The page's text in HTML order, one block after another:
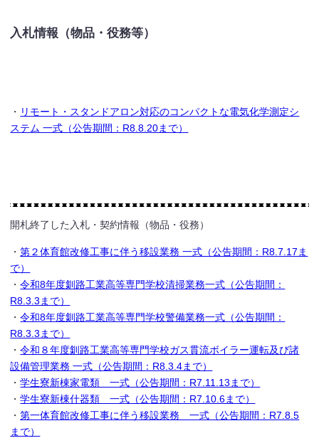
入札情報（物品・役務等）
・ リモート・スタンドアロン対応のコンパクトな電気化学測定シ
ステム 一式（公告期間：R8.8.20まで）
開札終了した入札・契約情報（物品・役務）
・第２体育館改修工事に伴う移設業務 一式（公告期間：R8.7.17ま
で）
・令和8年度釧路工業高等専門学校清掃業務一式（公告期間：
R8.3.3まで）
・令和8年度釧路工業高等専門学校警備業務一式（公告期間：
R8.3.3まで）
・令和８年度釧路工業高等専門学校ガス貫流ボイラー運転及び諸
設備管理業務 一式（公告期間：R8.3.4まで）
・学生寮新棟家電類 一式（公告期間：R7.11.13まで）
・学生寮新棟什器類 一式（公告期間：R7.10.6まで）
・第一体育館改修工事に伴う移設業務 一式（公告期間：R7.8.5
まで）